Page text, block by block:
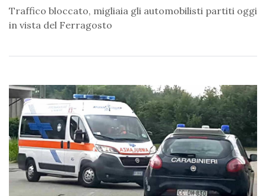
Traffico bloccato, migliaia gli automobilisti partiti oggi
in vista del Ferragosto